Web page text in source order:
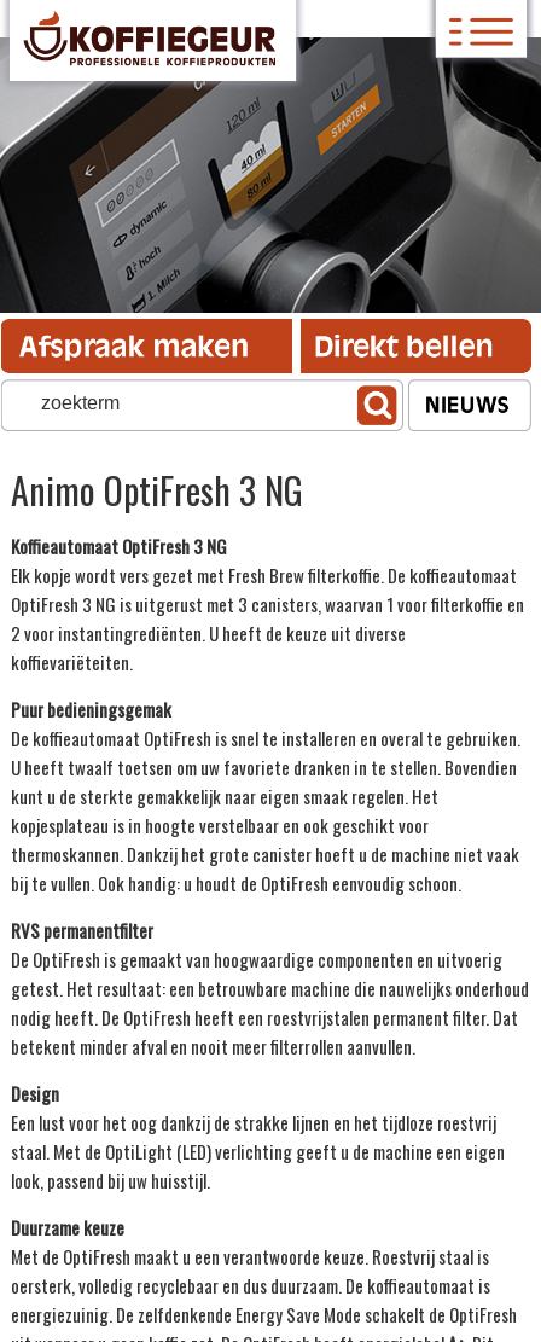
Animo OptiFresh 3 NG
Koffieautomaat OptiFresh 3 NG
Elk kopje wordt vers gezet met Fresh Brew filterkoffie. De koffieautomaat
OptiFresh 3 NG is uitgerust met 3 canisters, waarvan 1 voor filterkoffie en
2 voor instantingrediënten. U heeft de keuze uit diverse
koffievariëteiten.
Puur bedieningsgemak
De koffieautomaat OptiFresh is snel te installeren en overal te gebruiken.
U heeft twaalf toetsen om uw favoriete dranken in te stellen. Bovendien
kunt u de sterkte gemakkelijk naar eigen smaak regelen. Het
kopjesplateau is in hoogte verstelbaar en ook geschikt voor
thermoskannen. Dankzij het grote canister hoeft u de machine niet vaak
bij te vullen. Ook handig: u houdt de OptiFresh eenvoudig schoon.
RVS permanentfilter
De OptiFresh is gemaakt van hoogwaardige componenten en uitvoerig
getest. Het resultaat: een betrouwbare machine die nauwelijks onderhoud
nodig heeft. De OptiFresh heeft een roestvrijstalen permanent filter. Dat
betekent minder afval en nooit meer filterrollen aanvullen.
Design
Een lust voor het oog dankzij de strakke lijnen en het tijdloze roestvrij
staal. Met de OptiLight (LED) verlichting geeft u de machine een eigen
look, passend bij uw huisstijl.
Duurzame keuze
Met de OptiFresh maakt u een verantwoorde keuze. Roestvrij staal is
oersterk, volledig recyclebaar en dus duurzaam. De koffieautomaat is
energiezuinig. De zelfdenkende Energy Save Mode schakelt de OptiFresh